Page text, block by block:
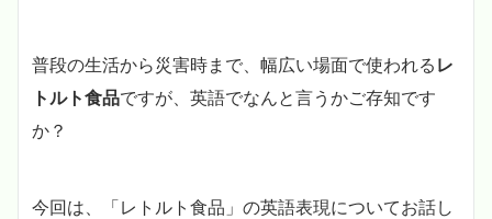
普段の生活から災害時まで、幅広い場面で使われる レ
トルト食品ですが、英語でなんと言うかご存知です
か？
今回は、「レトルト食品」の英語表現についてお話し